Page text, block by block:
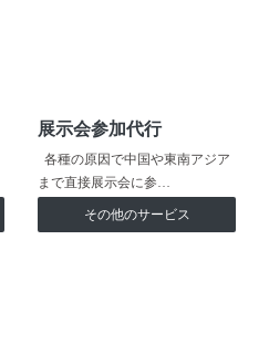
展示会参加代行
各種の原因で中国や東南アジア
まで直接展示会に参…
その他のサービス